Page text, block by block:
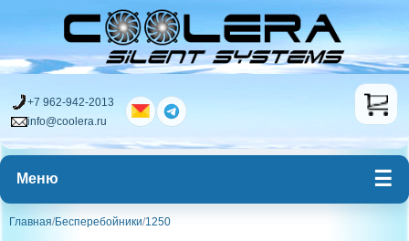
+7 962-942-2013
info@coolera.ru
Меню
Главная/Бесперебойники/1250